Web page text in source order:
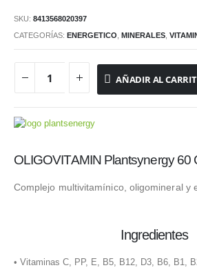
SKU: 8413568020397
CATEGORÍAS: ENERGETICO MINERALES
AÑADIR AL
OLIGOVITAMIN Plantsynergy 60
Complejo multivitamínico, oligomineral y
Ingredientes
• Vitaminas C, PP, E, B5, B12, D3, B6, B1,